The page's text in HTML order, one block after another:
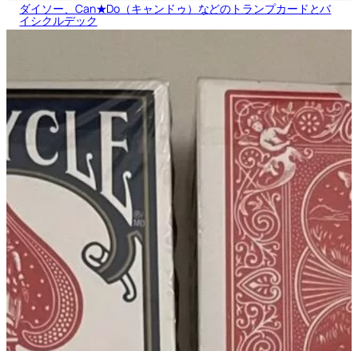
ダイソー、Can★Do（キャンドゥ）などのトランプカードとバ
イシクルデック